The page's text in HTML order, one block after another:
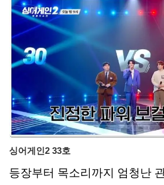
싱어게인2 33호
등장부터 목소리까지 엄청난